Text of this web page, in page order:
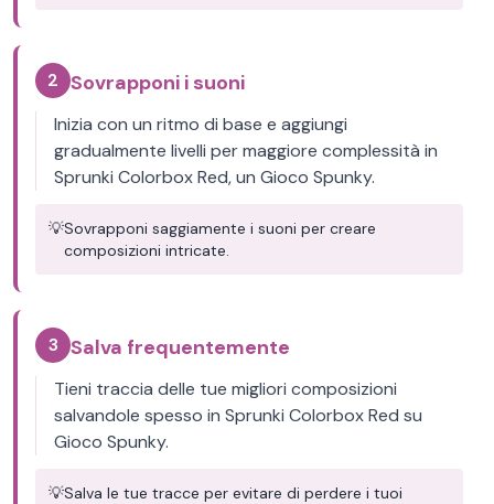
2 Sovrapponi i suoni
Inizia con un ritmo di base e aggiungi
gradualmente livelli per maggiore complessità in
Sprunki Colorbox Red, un Gioco Spunky.
💡Sovrapponi saggiamente i suoni per creare
composizioni intricate.
3 Salva frequentemente
Tieni traccia delle tue migliori composizioni
salvandole spesso in Sprunki Colorbox Red su
Gioco Spunky.
💡Salva le tue tracce per evitare di perdere i tuoi